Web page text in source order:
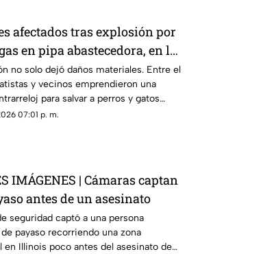
afectados tras explosión por
en pipa abastecedora, en las
no solo dejó daños materiales. Entre el
y vecinos emprendieron una
para salvar a perros y gatos
imágenes y los testimonios revelan una
07:01 p. m.
IMÁGENES | Cámaras captan
antes de un asesinato
seguridad captó a una persona
payaso recorriendo una zona
en Illinois poco antes del asesinato de